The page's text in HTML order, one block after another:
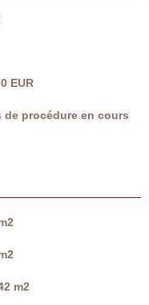
EUR
de procédure en cours
m2